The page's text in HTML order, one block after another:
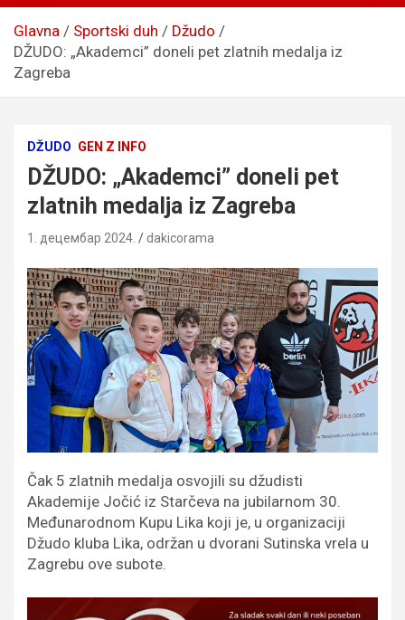
Glavna Sportski duh
Džudo
DŽUDO: „Akademci” doneli pet zlatnih medalja iz
Zagreba
DŽUDO GEN Z INFO
DŽUDO: „Akademci” doneli pet
zlatnih medalja iz Zagreba
1. децембар 2024. dakicorama
Čak 5 zlatnih medalja osvojili su džudisti
Akademije Jočić iz Starčeva na jubilarnom 30.
Međunarodnom Kupu Lika koji je, u organizaciji
Džudo kluba Lika, održan u dvorani Sutinska vrela u
Zagrebu ove subote.